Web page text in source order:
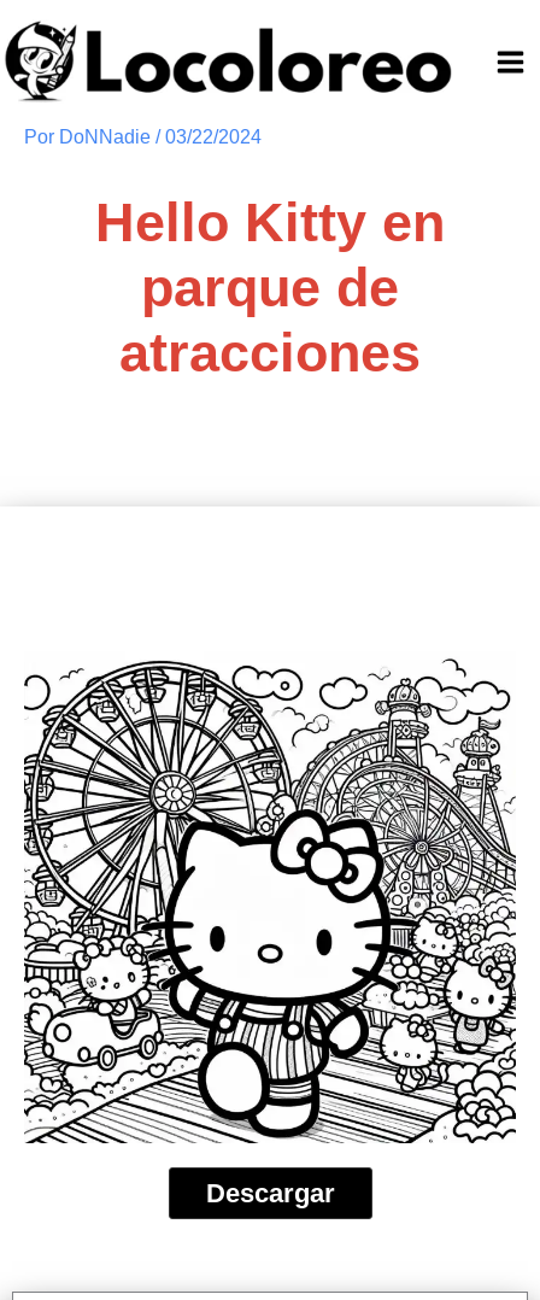
al
contenido
Por DoNNadie /03/22/2024
Hello Kitty en
parque de
atracciones
Descargar